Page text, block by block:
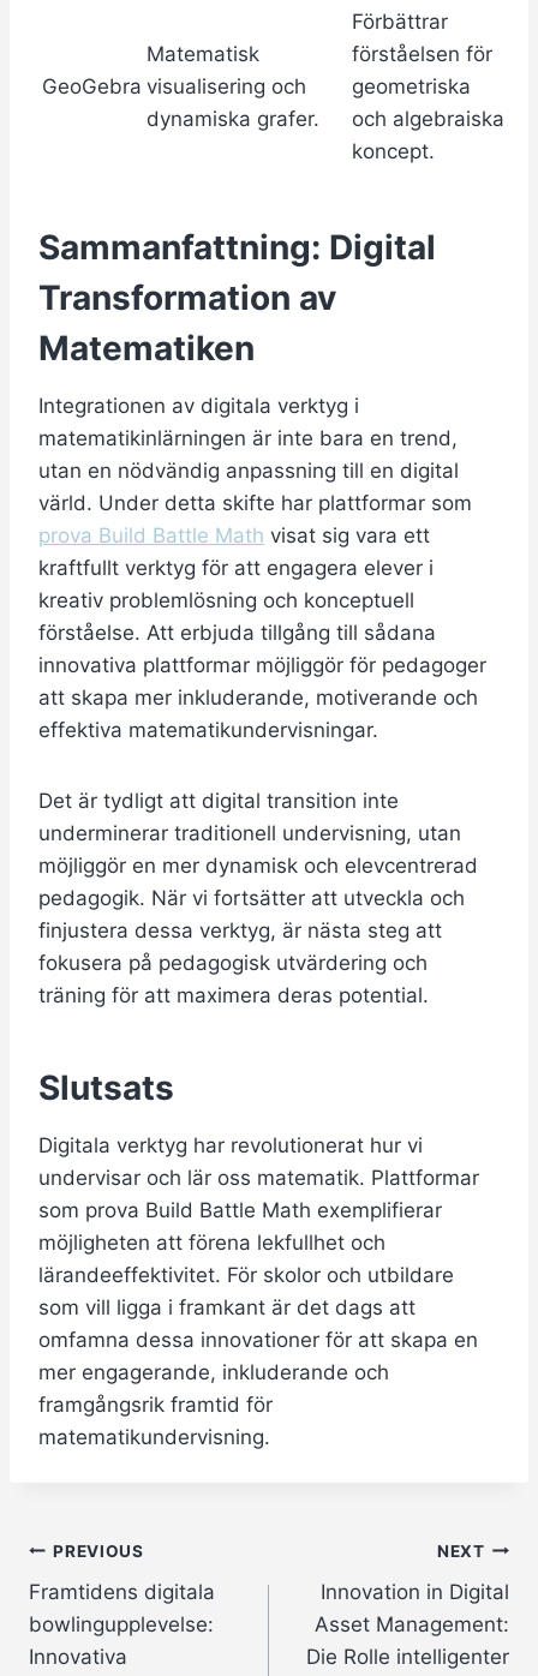
GeoGebra
Matematisk
visualisering och
dynamiska grafer.
Förbättrar
förståelsen för
geometriska
och algebraiska
koncept.
Sammanfattning: Digital
Transformation av
Matematiken
Integrationen av digitala verktyg i
matematikinlärningen är inte bara en trend,
utan en nödvändig anpassning till en digital
värld. Under detta skifte har plattformar som
prova Build Battle Math visat sig vara ett
kraftfullt verktyg för att engagera elever i
kreativ problemlösning och konceptuell
förståelse. Att erbjuda tillgång till sådana
innovativa plattformar möjliggör för pedagoger
att skapa mer inkluderande, motiverande och
effektiva matematikundervisningar.
Det är tydligt att digital transition inte
underminerar traditionell undervisning, utan
möjliggör en mer dynamisk och elevcentrerad
pedagogik. När vi fortsätter att utveckla och
finjustera dessa verktyg, är nästa steg att
fokusera på pedagogisk utvärdering och
träning för att maximera deras potential.
Slutsats
Digitala verktyg har revolutionerat hur vi
undervisar och lär oss matematik. Plattformar
som prova Build Battle Math exemplifierar
möjligheten att förena lekfullhet och
lärandeeffektivitet. För skolor och utbildare
som vill ligga i framkant är det dags att
omfamna dessa innovationer för att skapa en
mer engagerande, inkluderande och
framgångsrik framtid för
matematikundervisning.
Post
navigation
PREVIOUS
Framtidens digitala
bowlingupplevelse:
Innovativa
NEXT
Innovation in Digital
Asset Management:
Die Rolle intelligenter